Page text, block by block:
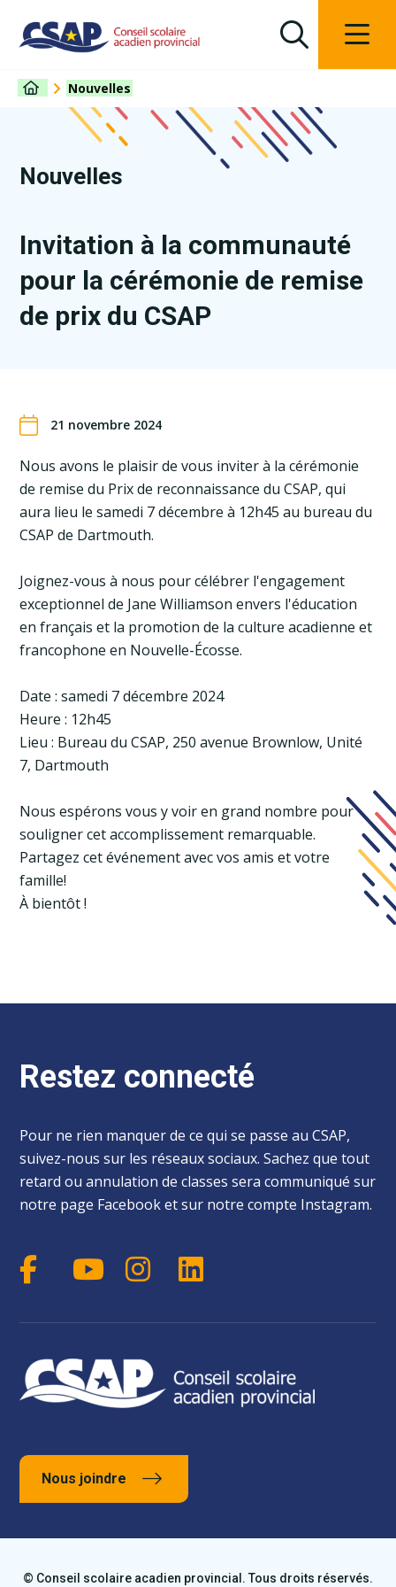
Nouvelles
Nouvelles
Invitation à la communauté
pour la cérémonie de remise
de prix du CSAP
21 novembre 2024
Nous avons le plaisir de vous inviter à la cérémonie
de remise du Prix de reconnaissance du CSAP, qui
aura lieu le samedi 7 décembre à 12h45 au bureau du
CSAP de Dartmouth.
Joignez-vous à nous pour célébrer l'engagement
exceptionnel de Jane Williamson envers l'éducation
en français et la promotion de la culture acadienne et
francophone en Nouvelle-Écosse.
Date : samedi 7 décembre 2024
Heure : 12h45
Lieu : Bureau du CSAP, 250 avenue Brownlow, Unité
7, Dartmouth
Nous espérons vous y voir en grand nombre pour
souligner cet accomplissement remarquable.
Partagez cet événement avec vos amis et votre
famille!
À bientôt !
Restez connecté
Pour ne rien manquer de ce qui se passe au CSAP,
suivez-nous sur les réseaux sociaux. Sachez que tout
retard ou annulation de classes sera communiqué sur
notre page Facebook et sur notre compte Instagram.
Nous joindre
© Conseil scolaire acadien provincial. Tous droits réservés.